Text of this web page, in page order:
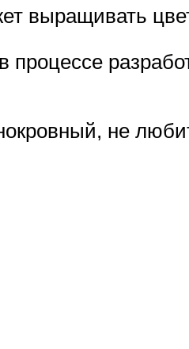
выращивать
процессе
не